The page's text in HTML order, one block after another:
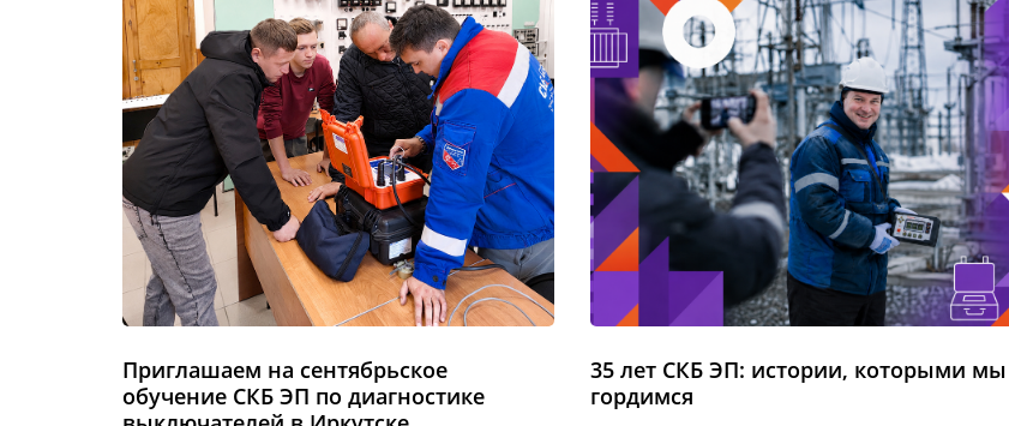
Приглашаем на сентябрьское
обучение СКБ ЭП по диагностике
35 лет СКБ ЭП: истории, которыми мы
гордимся